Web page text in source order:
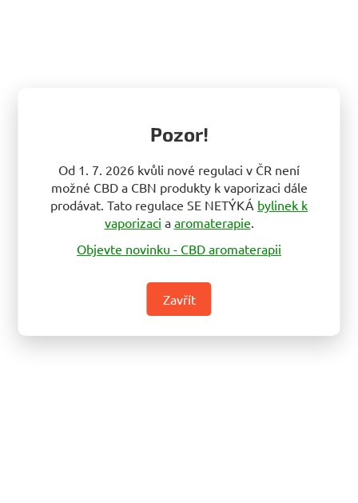
Pozor!
Od 1. 7. 2026 kvůli nové regulaci v ČR není
možné CBD a CBN produkty k vaporizaci dále
prodávat. Tato regulace SE NETÝKÁ bylinek k
vaporizaci a aromaterapie
Objevte novinku - CBD aromaterapii
Zavřít